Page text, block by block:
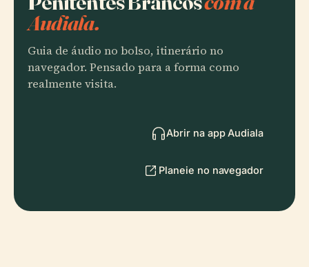
Audiala.
Guia de áudio no bolso, itinerário no
navegador. Pensado para a forma como
realmente visita.
Abrir na app Audiala
Planeie no navegador